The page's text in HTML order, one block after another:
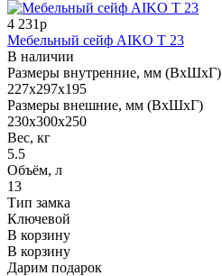
4 231р
Мебельный сейф AIKO Т 23
В наличии
Размеры внутренние, мм (ВхШхГ)
227x297x195
Размеры внешние, мм (ВхШхГ)
230x300x250
Вес, кг
5.5
Объём, л
13
Тип замка
Ключевой
В корзину
В корзину
Дарим подарок